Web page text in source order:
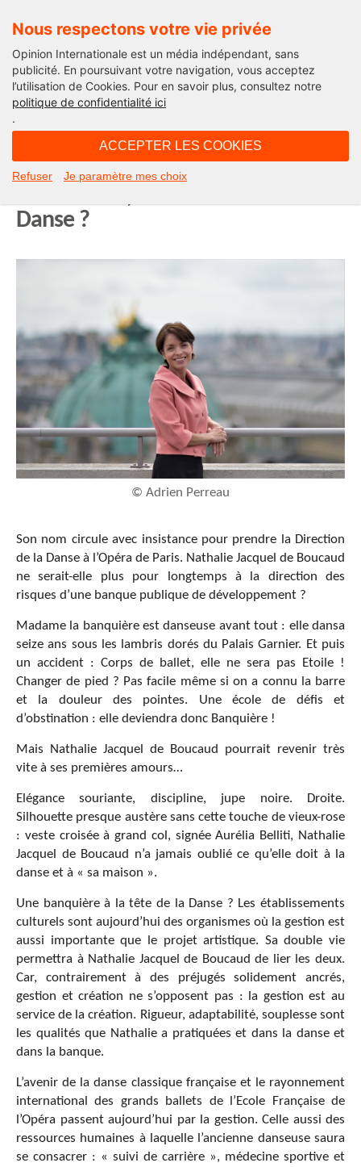
Nous respectons votre vie privée
Opinion Internationale est un média indépendant, sans
publicité. En poursuivant votre navigation, vous acceptez
l’utilisation de Cookies. Pour en savoir plus, consultez notre
politique de confidentialité ici
.
ACCEPTER LES COOKIES
Refuser Je paramètre mes choix
Lifestyle
Opéra de Paris : Nathalie Jacquel
Danse ?
© Adrien Perreau
Son nom circule avec insistance pour prendre la Direction
de la Danse à l’Opéra de Paris. Nathalie Jacquel de Boucaud
ne serait-elle plus pour longtemps à la direction des
risques d’une banque publique de développement ?
Madame la banquière est danseuse avant tout : elle dansa
seize ans sous les lambris dorés du Palais Garnier. Et puis
un accident : Corps de ballet, elle ne sera pas Etoile !
Changer de pied ? Pas facile même si on a connu la barre
et la douleur des pointes. Une école de défis et
d’obstination : elle deviendra donc Banquière !
Mais Nathalie Jacquel de Boucaud pourrait revenir très
vite à ses premières amours…
Elégance souriante, discipline, jupe noire. Droite.
Silhouette presque austère sans cette touche de vieux-rose
: veste croisée à grand col, signée Aurélia Belliti, Nathalie
Jacquel de Boucaud n’a jamais oublié ce qu’elle doit à la
danse et à « sa maison ».
Une banquière à la tête de la Danse ? Les établissements
culturels sont aujourd’hui des organismes où la gestion est
aussi importante que le projet artistique. Sa double vie
permettra à Nathalie Jacquel de Boucaud de lier les deux.
Car, contrairement à des préjugés solidement ancrés,
gestion et création ne s’opposent pas : la gestion est au
service de la création. Rigueur, adaptabilité, souplesse sont
les qualités que Nathalie a pratiquées et dans la danse et
dans la banque.
L’avenir de la danse classique française et le rayonnement
international des grands ballets de l’Ecole Française de
l’Opéra passent aujourd’hui par la gestion. Celle aussi des
ressources humaines à laquelle l’ancienne danseuse saura
se consacrer : « suivi de carrière », médecine sportive et